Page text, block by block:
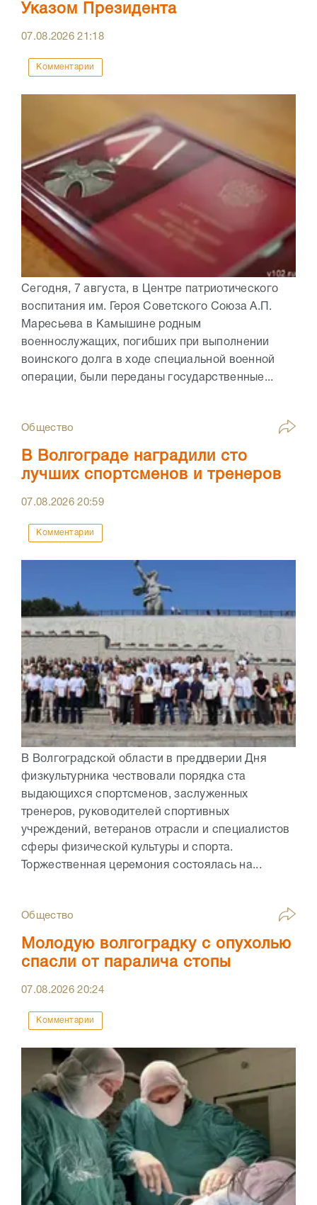
Указом Президента
07.08.202621:18
Комментарии
Сегодня, 7 августа, в Центре патриотического
воспитания им. Героя Советского Союза А.П.
Маресьева в Камышине родным
военнослужащих, погибших при выполнении
воинского долга в ходе специальной военной
операции, были переданы государственные...
Общество
В Волгограде наградили сто
лучших спортсменов и тренеров
07.08.202620:59
Комментарии
В Волгоградской области в преддверии Дня
физкультурника чествовали порядка ста
выдающихся спортсменов, заслуженных
тренеров, руководителей спортивных
учреждений, ветеранов отрасли и специалистов
сферы физической культуры и спорта.
Торжественная церемония состоялась на...
Общество
Молодую волгоградку с опухолью
спасли от паралича стопы
07.08.202620:24
Комментарии